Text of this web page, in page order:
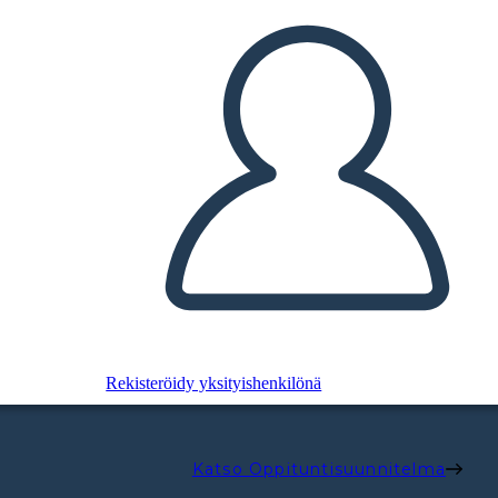
Rekisteröidy yksityishenkilönä
Katso Oppituntisuunnitelma